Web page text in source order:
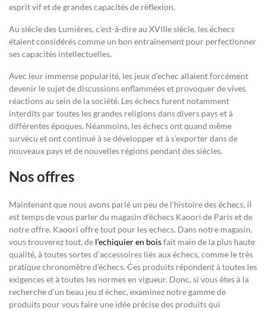
esprit vif et de grandes capacités de réflexion.
Au siècle des Lumières, c’est-à-dire au XVIIIe siècle, les échecs
étaient considérés comme un bon entraînement pour perfectionner
ses capacités intellectuelles.
Avec leur immense popularité, les jeux d’echec allaient forcément
devenir le sujet de discussions enflammées et provoquer de vives
réactions au sein de la société. Les échecs furent notamment
interdits par toutes les grandes religions dans divers pays et à
différentes époques. Néanmoins, les échecs ont quand même
survécu et ont continué à se développer et à s’exporter dans de
nouveaux pays et de nouvelles régions pendant des siècles.
Nos offres
Maintenant que nous avons parlé un peu de l’histoire des échecs, il
est temps de vous parler du magasin d’échecs Kaoori de Paris et de
notre offre. Kaoori offre tout pour les echecs. Dans notre magasin,
vous trouverez tout, de l’echiquier en boisfait main de la plus haute
qualité, à toutes sortes d’accessoires liés aux échecs, comme le très
pratique chronomètre d’échecs. Ces produits répondent à toutes les
exigences et à toutes les normes en vigueur. Donc, si vous êtes à la
recherche d’un beau jeu d échec, examinez notre gamme de
produits pour vous faire une idée précise des produits qui